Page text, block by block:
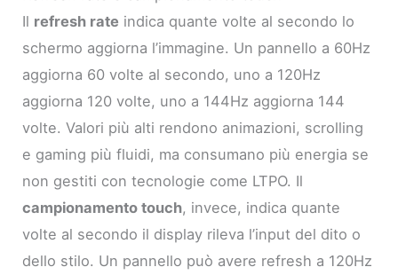
Il refresh rate indica quante volte al secondo lo
schermo aggiorna l’immagine. Un pannello a 60Hz
aggiorna 60 volte al secondo, uno a 120Hz
aggiorna 120 volte, uno a 144Hz aggiorna 144
volte. Valori più alti rendono animazioni, scrolling
e gaming più fluidi, ma consumano più energia se
non gestiti con tecnologie come LTPO. Il
campionamento touch, invece, indica quante
volte al secondo il display rileva l’input del dito o
dello stilo. Un pannello può avere refresh a 120Hz